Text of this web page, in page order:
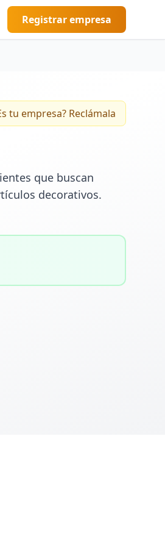
Registrar empresa
tu empresa? Reclámala
que buscan
decorativos.